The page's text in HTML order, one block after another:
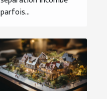
parfois...